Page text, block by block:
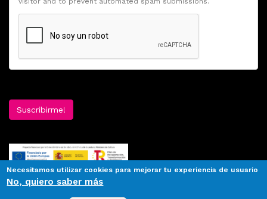
Suscribirme!
Necesitamos utilizar cookies para mejorar tu experiencia de usuario
No, quiero saber más